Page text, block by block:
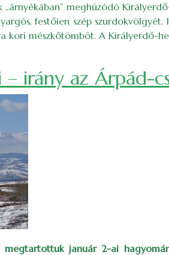
„árnyékában” meghúzódó
festőien szép
mészkőtömböt. A Királyerdő-
völgyében)
irány az Árpád-
január 2-ai